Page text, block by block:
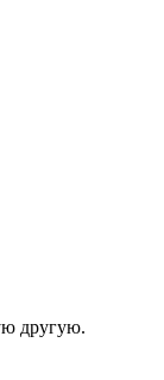
другую.